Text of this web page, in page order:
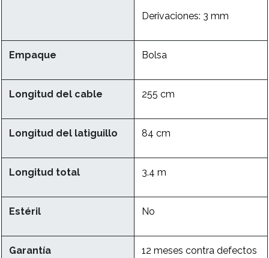
Derivaciones: 3 mm
Empaque Bolsa
Longitud del cable 255 cm
Longitud del latiguillo 84 cm
Longitud total 3.4 m
Estéril No
Garantía
12 meses contra defectos